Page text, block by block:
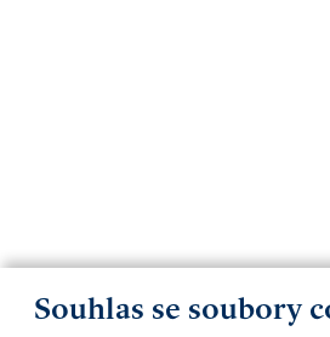
Souhlas se soubory